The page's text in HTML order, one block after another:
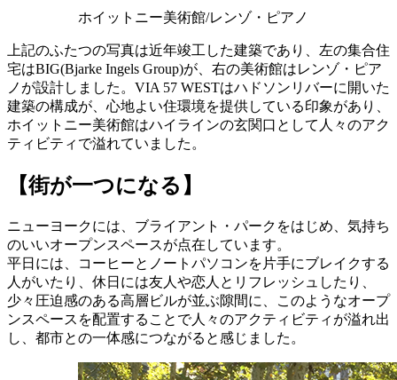
ホイットニー美術館/レンゾ・ピアノ
上記のふたつの写真は近年竣工した建築であり、左の集合住
宅はBIG(Bjarke Ingels Group)が、右の美術館はレンゾ・ピア
ノが設計しました。VIA 57 WESTはハドソンリバーに開いた
建築の構成が、心地よい住環境を提供している印象があり、
ホイットニー美術館はハイラインの玄関口として人々のアク
ティビティで溢れていました。
【街が一つになる】
ニューヨークには、ブライアント・パークをはじめ、気持ち
のいいオープンスペースが点在しています。
平日には、コーヒーとノートパソコンを片手にブレイクする
人がいたり、休日には友人や恋人とリフレッシュしたり、
少々圧迫感のある高層ビルが並ぶ隙間に、このようなオープ
ンスペースを配置することで人々のアクティビティが溢れ出
し、都市との一体感につながると感じました。